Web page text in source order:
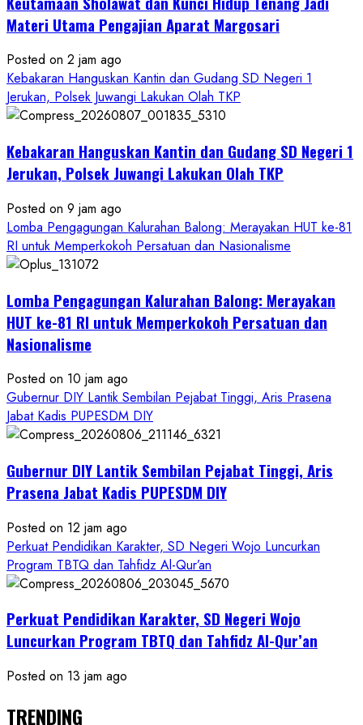
Materi Utama Pengajian Aparat Margosari
Posted on 2 jam ago
Kebakaran Hanguskan Kantin dan Gudang SD Negeri 1
Jerukan, Polsek Juwangi Lakukan Olah TKP
Kebakaran Hanguskan Kantin dan Gudang SD Negeri 1
Jerukan, Polsek Juwangi Lakukan Olah TKP
Posted on 9 jam ago
Lomba Pengagungan Kalurahan Balong: Merayakan HUT ke-81
RI untuk Memperkokoh Persatuan dan Nasionalisme
Lomba Pengagungan Kalurahan Balong: Merayakan
HUT ke-81 RI untuk Memperkokoh Persatuan dan
Nasionalisme
Posted on 10 jam ago
Gubernur DIY Lantik Sembilan Pejabat Tinggi, Aris Prasena
Jabat Kadis PUPESDM DIY
Gubernur DIY Lantik Sembilan Pejabat Tinggi, Aris
Prasena Jabat Kadis PUPESDM DIY
Posted on 12 jam ago
Perkuat Pendidikan Karakter, SD Negeri Wojo Luncurkan
Program TBTQ dan Tahfidz Al-Qur’an
Perkuat Pendidikan Karakter, SD Negeri Wojo
Luncurkan Program TBTQ dan Tahfidz Al-Qur’an
Posted on 13 jam ago
TRENDING